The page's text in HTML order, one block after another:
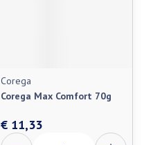
Corega
Corega Max Comfort 70g
€ 11,33
Aantal